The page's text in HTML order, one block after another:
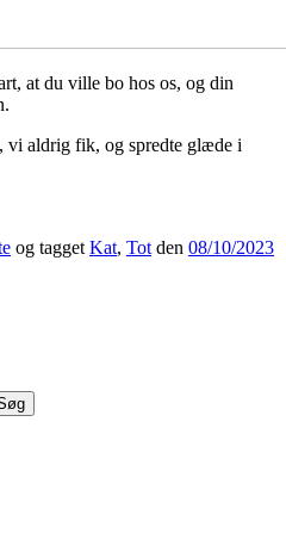
at du ville bo hos os, og din
vi aldrig fik, og spredte glæde i
og tagget Kat, Tot den 08/10/2023